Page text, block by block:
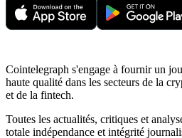
Cointelegraph s'engage à fournir un
haute qualité dans les secteurs de la
et de la fintech.
Toutes les actualités, critiques et
totale indépendance et intégrité